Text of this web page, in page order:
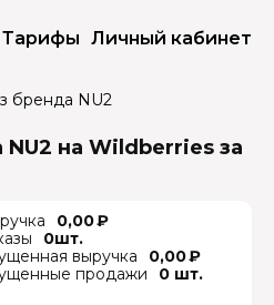
Тарифы Личный кабинет
бренда NU2
NU2 на Wildberries за
0,00 ₽
0шт.
выручка
0,00 ₽
продажи
0 шт.